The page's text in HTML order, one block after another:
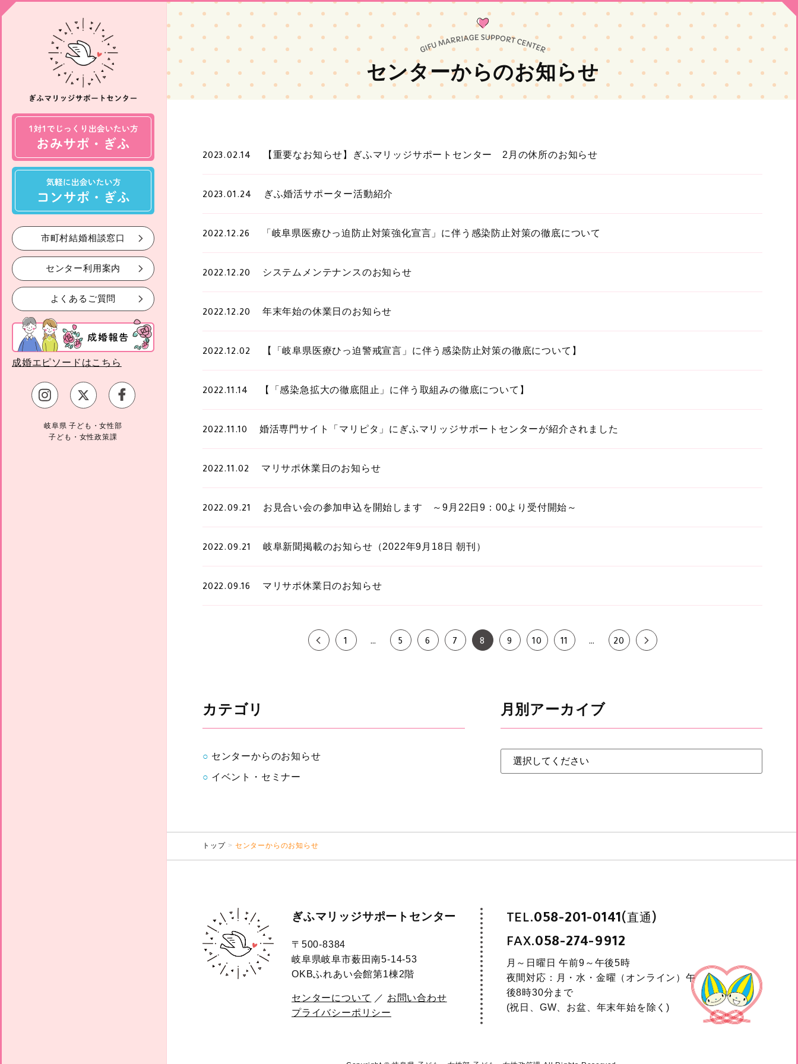
市町村結婚相談窓口
センター利用案内
よくあるご質問
成婚エピソードはこちら
岐阜県 子ども・女性部
子ども・女性政策課
センターからのお知らせ
2023.02.14 【重要なお知らせ】ぎふマリッジサポートセンター 2月の休所のお知らせ
2023.01.24 ぎふ婚活サポーター活動紹介
2022.12.26 「岐阜県医療ひっ迫防止対策強化宣言」に伴う感染防止対策の徹底について
2022.12.20 システムメンテナンスのお知らせ
2022.12.20 年末年始の休業日のお知らせ
2022.12.02 【「岐阜県医療ひっ迫警戒宣言」に伴う感染防止対策の徹底について】
2022.11.14 【「感染急拡大の徹底阻止」に伴う取組みの徹底について】
2022.11.10 婚活専門サイト「マリピタ」にぎふマリッジサポートセンターが紹介されました
2022.11.02 マリサポ休業日のお知らせ
2022.09.21 お見合い会の参加申込を開始します ～9月22日9：00より受付開始～
2022.09.21 岐阜新聞掲載のお知らせ（2022年9月18日 朝刊）
2022.09.16 マリサポ休業日のお知らせ
1 … 5 6 7 8 9 10 11 … 20
カテゴリ
センターからのお知らせ
イベント・セミナー
月別アーカイブ
トップ センターからのお知らせ
ぎふマリッジサポートセンター
〒500-8384
岐阜県岐阜市薮田南5-14-53
OKBふれあい会館第1棟2階
センターについて ／ お問い合わせ
プライバシーポリシー
TEL.058-201-0141(直通)
FAX.058-274-9912
月～日曜日 午前9～午後5時
夜間対応：月・水・金曜（オンライン）午
後8時30分まで
(祝日、GW、お盆、年末年始を除く)